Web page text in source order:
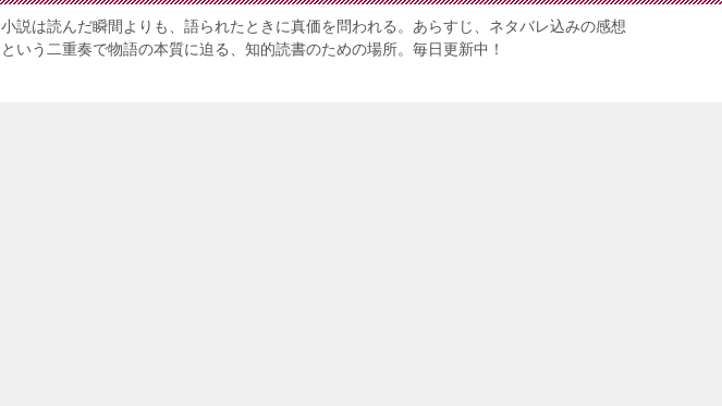
小説は読んだ瞬間よりも、語られたときに真価を問われる。あらすじ、ネタバレ込みの感想
という二重奏で物語の本質に迫る、知的読書のための場所。毎日更新中！